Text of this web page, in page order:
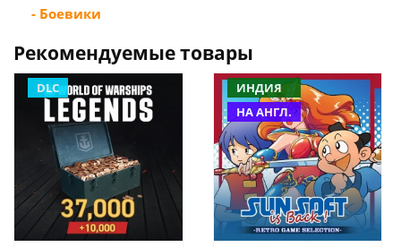
- Боевики
Рекомендуемые товары
DLC
ИНДИЯ
НА АНГЛ.